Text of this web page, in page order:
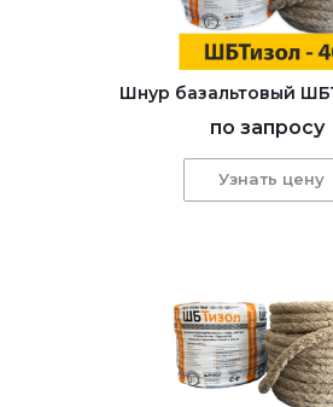
Шнур базальтовый
по запросу
Узнать цену